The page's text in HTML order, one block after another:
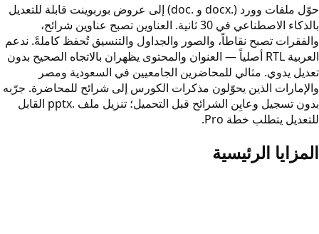
حوّل ملفات وورد (.docx و .doc) إلى عروض بوربوينت قابلة للتعديل
بالذكاء الاصطناعي في 30 ثانية. العناوين تصبح عناوين شرائح،
والفقرات تصبح نقاطاً، والصور والجداول والتنسيق تُحفظ كاملةً. ندعم
العربية RTL أصلياً — العنوان والمحتوى يظهران بالاتجاه الصحيح بدون
تعديل يدوي. مثالي للمحاضرين الجامعيين في السعودية ومصر
والإمارات الذين يحوّلون مذكرات الكورس إلى شرائح للمحاضرة. جرّبه
بدون تسجيل وعايِن الشرائح قبل التحميل؛ تنزيل ملف .pptx القابل
للتعديل يتطلب خطة Pro.
المزايا الرئيسية